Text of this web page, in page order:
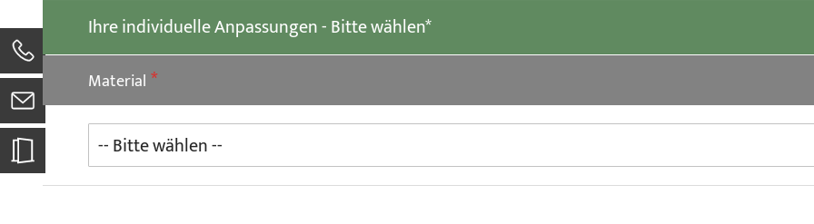
Ihre individuelle Anpassungen - Bitte wählen*
Material
Bildgalerie